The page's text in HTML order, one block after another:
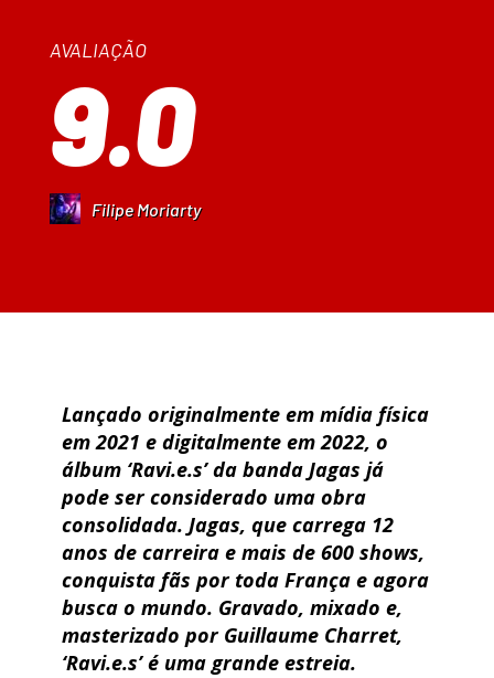
AVALIAÇÃO
9.0
Filipe Moriarty
Lançado originalmente em mídia física
em 2021 e digitalmente em 2022, o
álbum ‘Ravi.e.s’ da banda Jagas já
pode ser considerado uma obra
consolidada. Jagas, que carrega 12
anos de carreira e mais de 600 shows,
conquista fãs por toda França e agora
busca o mundo. Gravado, mixado e,
masterizado por Guillaume Charret,
‘Ravi.e.s’ é uma grande estreia.